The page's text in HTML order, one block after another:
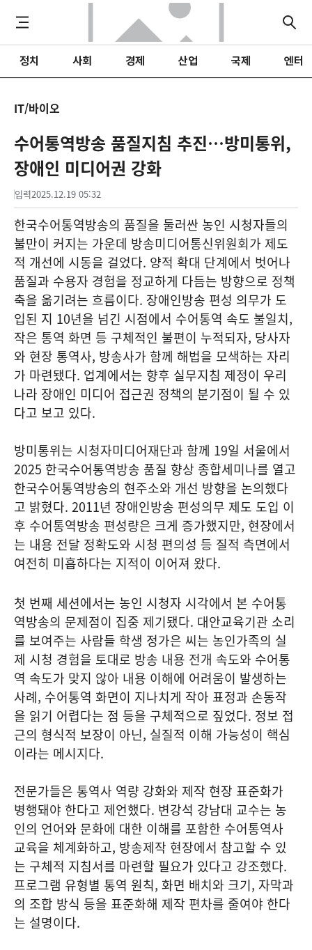
정치 사회 경제 산업 국제 엔터
IT/바이오
수어통역방송 품질지침 추진…방미통위,
장애인 미디어권 강화
입력2025.12.19 05:32
한국수어통역방송의 품질을 둘러싼 농인 시청자들의
불만이 커지는 가운데 방송미디어통신위원회가 제도
적 개선에 시동을 걸었다. 양적 확대 단계에서 벗어나
품질과 수용자 경험을 정교하게 다듬는 방향으로 정책
축을 옮기려는 흐름이다. 장애인방송 편성 의무가 도
입된 지 10년을 넘긴 시점에서 수어통역 속도 불일치,
작은 통역 화면 등 구체적인 불편이 누적되자, 당사자
와 현장 통역사, 방송사가 함께 해법을 모색하는 자리
가 마련됐다. 업계에서는 향후 실무지침 제정이 우리
나라 장애인 미디어 접근권 정책의 분기점이 될 수 있
다고 보고 있다.
방미통위는 시청자미디어재단과 함께 19일 서울에서
2025 한국수어통역방송 품질 향상 종합세미나를 열고
한국수어통역방송의 현주소와 개선 방향을 논의했다
고 밝혔다. 2011년 장애인방송 편성의무 제도 도입 이
후 수어통역방송 편성량은 크게 증가했지만, 현장에서
는 내용 전달 정확도와 시청 편의성 등 질적 측면에서
여전히 미흡하다는 지적이 이어져 왔다.
첫 번째 세션에서는 농인 시청자 시각에서 본 수어통
역방송의 문제점이 집중 제기됐다. 대안교육기관 소리
를 보여주는 사람들 학생 정가은 씨는 농인가족의 실
제 시청 경험을 토대로 방송 내용 전개 속도와 수어통
역 속도가 맞지 않아 내용 이해에 어려움이 발생하는
사례, 수어통역 화면이 지나치게 작아 표정과 손동작
을 읽기 어렵다는 점 등을 구체적으로 짚었다. 정보 접
근의 형식적 보장이 아닌, 실질적 이해 가능성이 핵심
이라는 메시지다.
전문가들은 통역사 역량 강화와 제작 현장 표준화가
병행돼야 한다고 제언했다. 변강석 강남대 교수는 농
인의 언어와 문화에 대한 이해를 포함한 수어통역사
교육을 체계화하고, 방송제작 현장에서 참고할 수 있
는 구체적 지침서를 마련할 필요가 있다고 강조했다.
프로그램 유형별 통역 원칙, 화면 배치와 크기, 자막과
의 조합 방식 등을 표준화해 제작 편차를 줄여야 한다
는 설명이다.